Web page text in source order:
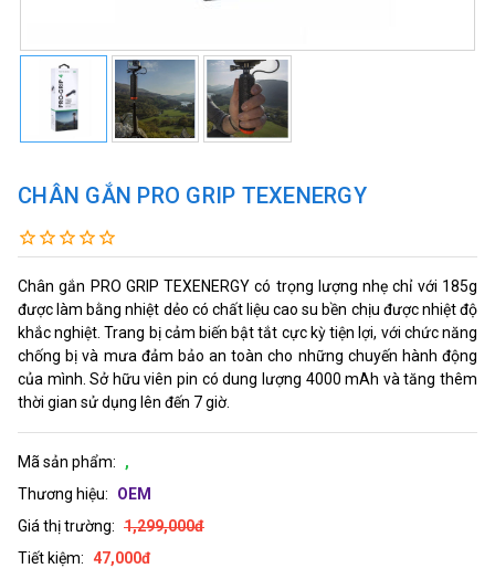
CHÂN GẮN PRO GRIP TEXENERGY
Chân gắn PRO GRIP TEXENERGY có trọng lượng nhẹ chỉ với 185g
được làm bằng nhiệt dẻo có chất liệu cao su bền chịu được nhiệt độ
khắc nghiệt. Trang bị cảm biến bật tắt cực kỳ tiện lợi, với chức năng
chống bị và mưa đảm bảo an toàn cho những chuyến hành động
của mình. Sở hữu viên pin có dung lượng 4000 mAh và tăng thêm
thời gian sử dụng lên đến 7 giờ.
Mã sản phẩm:
,
Thương hiệu:
OEM
Giá thị trường: 1,299,000đ
Tiết kiệm: 47,000đ